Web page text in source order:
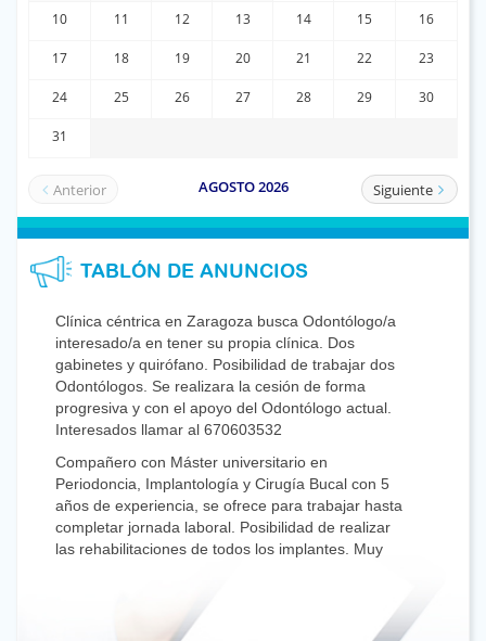
TABLÓN DE ANUNCIOS
Clínica céntrica en Zaragoza busca Odontólogo/a
interesado/a en tener su propia clínica. Dos
gabinetes y quirófano. Posibilidad de trabajar dos
Odontólogos. Se realizara la cesión de forma
progresiva y con el apoyo del Odontólogo actual.
Interesados llamar al 670603532
Compañero con Máster universitario en
Periodoncia, Implantología y Cirugía Bucal con 5
años de experiencia, se ofrece para trabajar hasta
completar jornada laboral. Posibilidad de realizar
las rehabilitaciones de todos los implantes. Muy
Odontóloga general con perfil conservador y